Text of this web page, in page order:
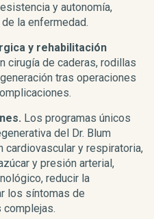
y autonomía,
la enfermedad.
y rehabilitación
cirugía de caderas, rodillas
tras operaciones
Los programas únicos
del Dr. Blum
cardiovascular y respiratoria,
y presión arterial,
reducir la
los síntomas de